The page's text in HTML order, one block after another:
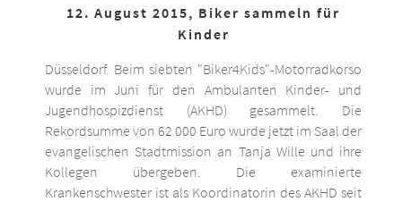
12. August 2015, Biker sammeln für
Kinder
Düsseldorf. Beim siebten "Biker4Kids"-Motorradkorso
wurde im Juni für den Ambulanten Kinder- und
Jugendhospizdienst (AKHD) gesammelt. Die
Rekordsumme von 62 000 Euro wurde jetzt im Saal der
evangelischen Stadtmission an Tanja Wille und ihre
Kollegen übergeben. Die examinierte
Krankenschwester ist als Koordinatorin des AKHD seit